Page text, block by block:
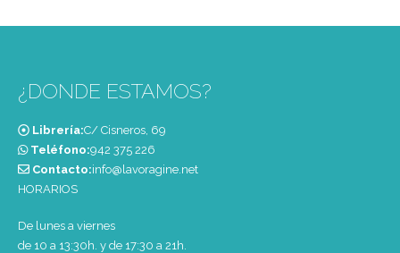
¿DONDE ESTAMOS?
Librería:C/ Cisneros, 69
Teléfono:‭942 375 226‬
Contacto:info@lavoragine.net
HORARIOS
De lunes a viernes
de 10 a 13:30h. y de 17:30 a 21h.